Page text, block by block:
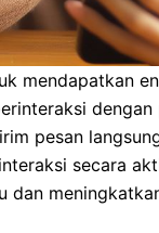
mendapatkan
pesan
secara
dan